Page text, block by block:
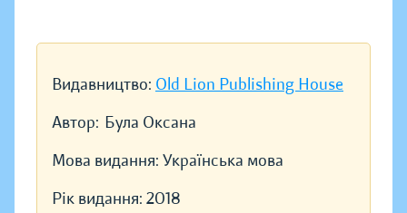
Видавництво: Old Lion Publishing House
Автор: Була Оксана
Мова видання: Українська мова
Рік видання: 2018